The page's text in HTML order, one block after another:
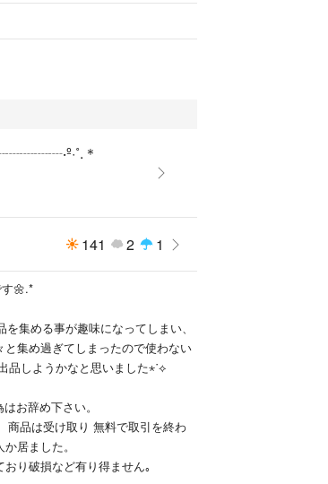
＊
141 2 1
🌼.*
集める事が趣味になってしまい、
集め過ぎてしまったので使わない
品しようかなと思いました⋆˙⟡
お辞め下さい。
商品は受け取り 無料で取引を終わ
居ました。
り破損など有り得ません｡